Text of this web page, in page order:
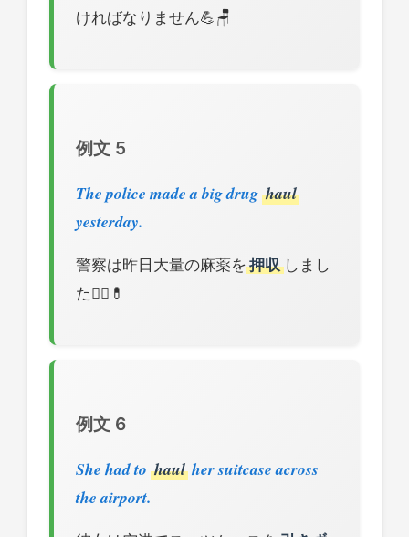
ければなりません💪🪑
例文 5
The police made a big drug haul
yesterday.
警察は昨日大量の麻薬を 押収しまし
た👮‍♂️💊
例文 6
She had to haul her suitcase across
the airport.